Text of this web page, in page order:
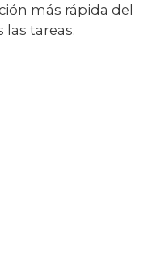
más rápida del
las tareas.